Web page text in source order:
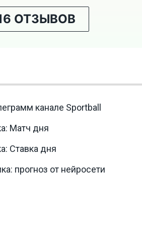
ОТЗЫВОВ
канале Sportball
Матч дня
Ставка дня
прогноз от нейросети